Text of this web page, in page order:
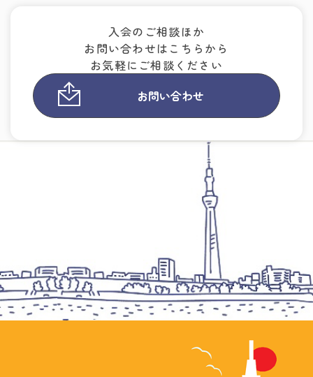
入会のご相談ほか
お問い合わせはこちらから
お気軽にご相談ください
お問い合わせ